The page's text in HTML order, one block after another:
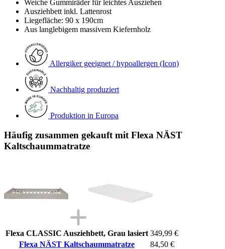
Weiche Gummiräder für leichtes Ausziehen
Ausziehbett inkl. Lattenrost
Liegefläche: 90 x 190cm
Aus langlebigem massivem Kiefernholz
Allergiker geeignet / hypoallergen (Icon)
Nachhaltig produziert
Produktion in Europa
Häufig zusammen gekauft mit Flexa NÄST
Kaltschaummatratze
Flexa CLASSIC Ausziehbett, Grau lasiert 349,99 €
Flexa NÄST Kaltschaummatratze
84,50 €